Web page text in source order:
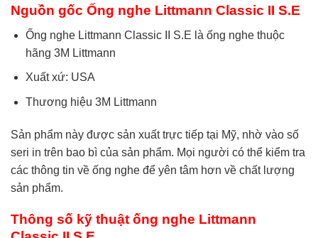
Nguồn gốc Ống nghe Littmann Classic II S.E
Ống nghe Littmann Classic II S.E là ống nghe thuộc
hãng 3M Littmann
Xuất xứ: USA
Thương hiệu 3M Littmann
Sản phẩm này được sản xuất trực tiếp tại Mỹ, nhờ vào số
seri in trên bao bì của sản phẩm. Mọi người có thể kiểm tra
các thông tin về ống nghe để yên tâm hơn về chất lượng
sản phẩm.
Thông số kỹ thuật ống nghe Littmann